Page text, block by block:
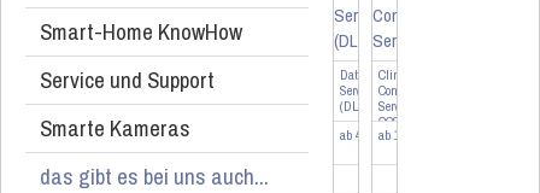
Smart-Home KnowHow
Service und Support
Smarte Kameras
das gibt es bei uns auch...
DataLog
Server
(DLS)
ab 449,00 EUR
Climate
Control
Server
CCS
ab 1.249,00 EUR